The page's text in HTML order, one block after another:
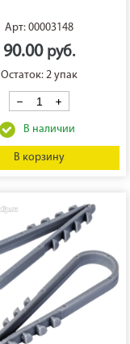
Арт: 00003148
90.00
Остаток: 2 упак
В корзину